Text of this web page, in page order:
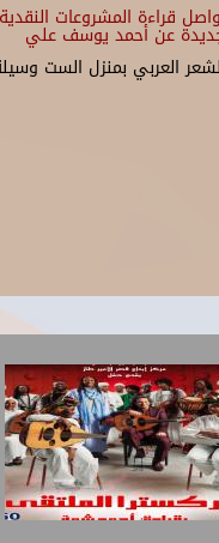
قراءة المشروعات
عن أحمد يوسف علي
العربي بمنزل الست